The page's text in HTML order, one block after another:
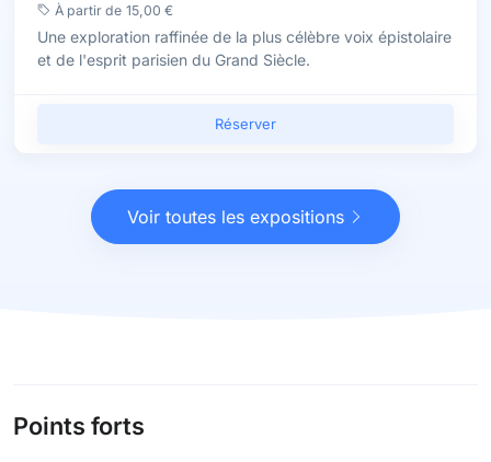
À partir de 15,00 €
Une exploration raffinée de la plus célèbre voix épistolaire
et de l'esprit parisien du Grand Siècle.
Réserver
Voir toutes les expositions
Points forts